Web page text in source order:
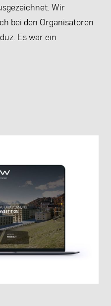
Wir
bei den Organisatoren
Es war ein